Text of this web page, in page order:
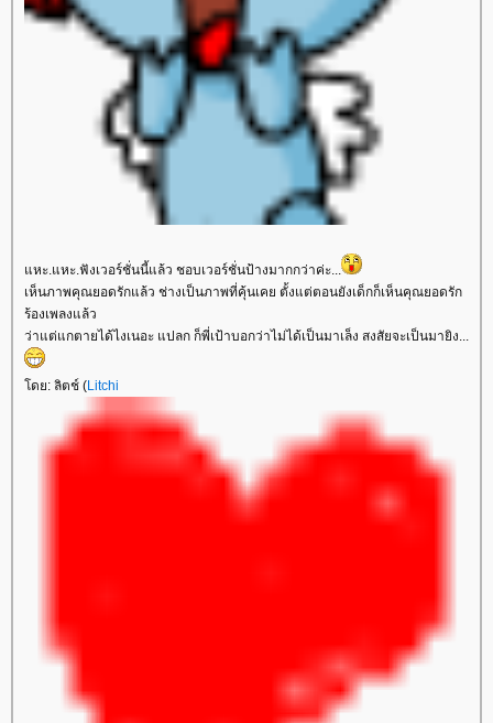
หะ.แหะ.ฟังเวอร์ชั่นนี้แล้ว ชอบเวอร์ชั่นป้างมากกว่าค่ะ...
เห็นภาพคุณยอดรักแล้ว ช่างเป็นภาพที่คุ้นเคย ตั้งแต่ตอนยังเด็กก็เห็นคุณยอดรัก
ร้องเพลงแล้ว
ว่าแต่แกตายได้ไงเนอะ แปลก ก็พี่เป้าบอกว่าไม่ได้เป็นมาเล็ง สงสัยจะเป็นมายิง...
ดย: ลิตช์ (Litchi